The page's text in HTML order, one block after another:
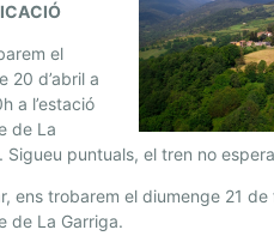
el
20 d’abril a
a l’estació
de La
Sigueu puntuals, el tren no
ens trobarem el diumenge 21 de
de La Garriga.